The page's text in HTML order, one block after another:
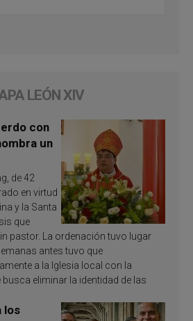
LEÓN XIV
con
un
de 42
en virtud
y la Santa
que
pastor. La ordenación tuvo lugar
antes tuvo que
a la Iglesia local con la
eliminar la identidad de las
los